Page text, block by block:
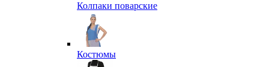
Колпаки поварские
Костюмы